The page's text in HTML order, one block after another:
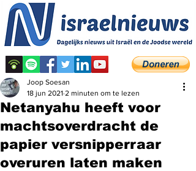
Netanyahu heeft voor
machtsoverdracht de
papier versnipperraar
overuren laten maken
Joop Soesan
18 jun 2021 2 minuten om te lezen